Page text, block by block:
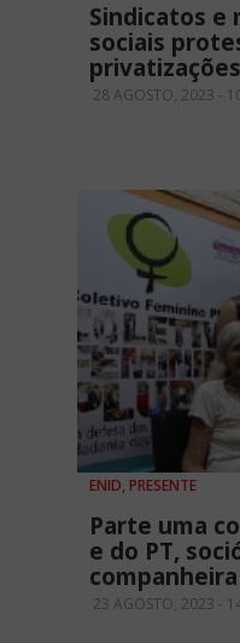
Sindicatos e
sociais
28 AGOSTO, 2023 -
ENID, PRESENTE
Parte uma
e do PT,
23 AGOSTO, 2023 -